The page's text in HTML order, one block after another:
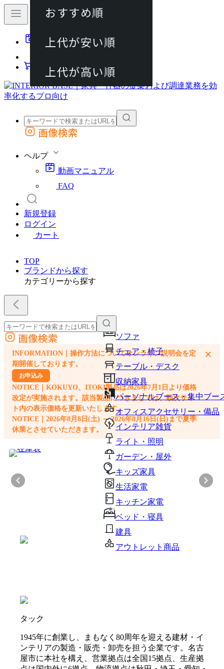
動画マニュアル
カート
外部サイトの商品をカートに追加
画像検索
ヘルプ
動画マニュアル
FAQ
新規登録
ログイン
カート
TOP
ブランドから探す
カテゴリーから探す
ソファ
チェア・椅子
テーブル・デスク
収納家具
パーソナルブース・集中ブー
オフィスアクセサリー・備品
インテリア雑貨
ライト・照明
ガーデン・屋外
キッズ家具
生活家電
キッチン家電
ベッド・寝具
建具
アウトレット商品
外部サイトの商品をカートに追加
他のサイトで見つけた商品ページのURLを貼り付けて、カートに追加できます
画像検索
INFORMATION｜操作方法についてオンライン説明会を定
期開催しております。
お申込み
NOTICE｜KOKUYO、ITOKI製品は2026年7月1日より価格
改定が実施されます。該当製品につきましては、順次サイ
ト内の表示価格を更新いたします。
NOTICE｜2026年8月8日(土) ～ 2026年8月16日(日)まで夏季
休業とさせていただきます。
×
タック
1945年に創業し、まもなく80周年を迎える建材・イ
ンテリアの製造・販売・卸売を担う企業です。名古
屋市に本社を構え、営業拠点は全国15拠点、生産拠
おすすめ順
上代が安い順
上代が高い順